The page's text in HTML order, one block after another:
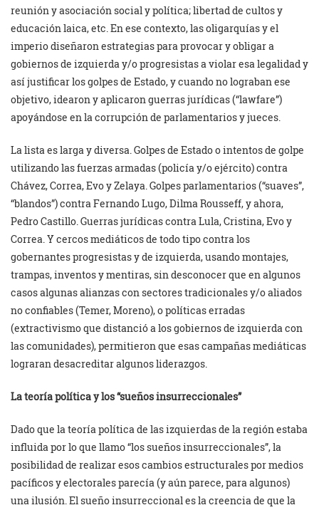
reunión y asociación social y política; libertad de cultos y
educación laica, etc. En ese contexto, las oligarquías y el
imperio diseñaron estrategias para provocar y obligar a
gobiernos de izquierda y/o progresistas a violar esa legalidad y
así justificar los golpes de Estado, y cuando no lograban ese
objetivo, idearon y aplicaron guerras jurídicas (“lawfare”)
apoyándose en la corrupción de parlamentarios y jueces.
La lista es larga y diversa. Golpes de Estado o intentos de golpe
utilizando las fuerzas armadas (policía y/o ejército) contra
Chávez, Correa, Evo y Zelaya. Golpes parlamentarios (“suaves”,
“blandos”) contra Fernando Lugo, Dilma Rousseff, y ahora,
Pedro Castillo. Guerras jurídicas contra Lula, Cristina, Evo y
Correa. Y cercos mediáticos de todo tipo contra los
gobernantes progresistas y de izquierda, usando montajes,
trampas, inventos y mentiras, sin desconocer que en algunos
casos algunas alianzas con sectores tradicionales y/o aliados
no confiables (Temer, Moreno), o políticas erradas
(extractivismo que distanció a los gobiernos de izquierda con
las comunidades), permitieron que esas campañas mediáticas
lograran desacreditar algunos liderazgos.
La teoría política y los “sueños insurreccionales”
Dado que la teoría política de las izquierdas de la región estaba
influida por lo que llamo “los sueños insurreccionales”, la
posibilidad de realizar esos cambios estructurales por medios
pacíficos y electorales parecía (y aún parece, para algunos)
una ilusión. El sueño insurreccional es la creencia de que la